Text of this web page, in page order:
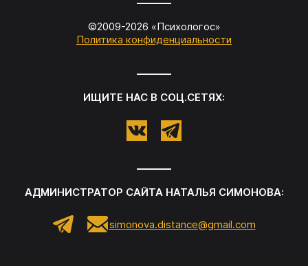
©2009-2026 «Психологос»
Политика конфиденциальности
ИЩИТЕ НАС В СОЦ.СЕТЯХ:
АДМИНИСТРАТОР САЙТА НАТАЛЬЯ СИМОНОВА:
simonova.distance@gmail.com